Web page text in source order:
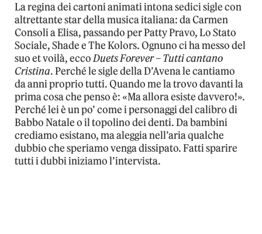
La regina dei cartoni animati intona sedici sigle con
altrettante star della musica italiana: da Carmen
Consoli a Elisa, passando per Patty Pravo, Lo Stato
Sociale, Shade e The Kolors. Ognuno ci ha messo del
suo et voilà, eccoDuets Forever – Tutti cantano
Cristina. Perché le sigle della D’Avena le cantiamo
da anni proprio tutti. Quando me la trovo davanti la
prima cosa che penso è: «Ma allora esiste davvero!».
Perché lei è un po’ come i personaggi del calibro di
Babbo Natale o il topolino dei denti. Da bambini
crediamo esistano, ma aleggia nell’aria qualche
dubbio che speriamo venga dissipato. Fatti sparire
tutti i dubbi iniziamo l’intervista.